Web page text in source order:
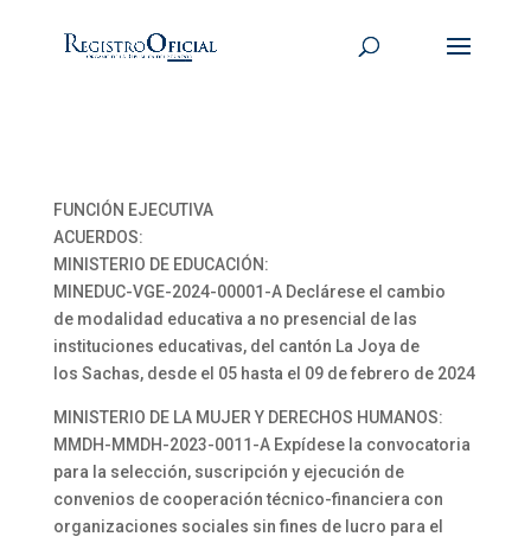
FUNCIÓN EJECUTIVA
ACUERDOS:
MINISTERIO DE EDUCACIÓN:
MINEDUC-VGE-2024-00001-A Declárese el cambio
de modalidad educativa a no presencial de las
instituciones educativas, del cantón La Joya de
los Sachas, desde el 05 hasta el 09 de febrero de 2024
MINISTERIO DE LA MUJER Y DERECHOS HUMANOS:
MMDH-MMDH-2023-0011-A Expídese la convocatoria
para la selección, suscripción y ejecución de
convenios de cooperación técnico-financiera con
organizaciones sociales sin fines de lucro para el